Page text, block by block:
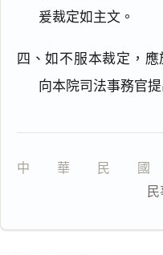
爰裁定如主文。
四、如不服本裁定，
向本院司法事務官提
中　　華　　民　　國